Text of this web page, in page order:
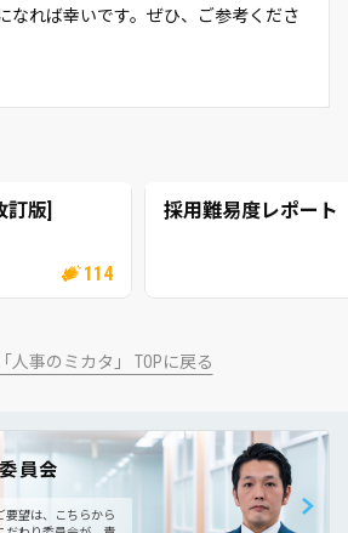
なれば幸いです。ぜひ、ご参考くださ
版]
114
採用難易度レポート
人事のミカタ」 TOPに戻る
員会
要望は、こちらから